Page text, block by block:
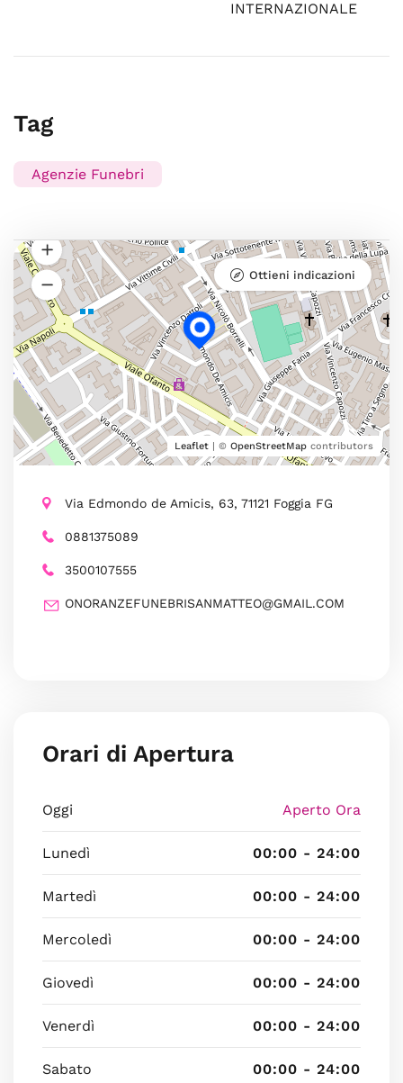
INTERNAZIONALE
Tag
Agenzie Funebri
Leaflet | © OpenStreetMap contributors
Ottieni indicazioni
Via Edmondo de Amicis, 63, 71121 Foggia FG
0881375089
3500107555
ONORANZEFUNEBRISANMATTEO@GMAIL.COM
Orari di Apertura
Oggi Aperto Ora
Lunedì 00:00 - 24:00
Martedì 00:00 - 24:00
Mercoledì 00:00 - 24:00
Giovedì 00:00 - 24:00
Venerdì 00:00 - 24:00
Sabato 00:00 - 24:00